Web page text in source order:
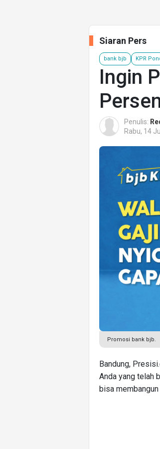
Siaran Pers
bank bjb KPR
Ingin
Penulis:
Rabu, 14
Promosi bank bjb.
Bandung,
Anda yang telah
bisa